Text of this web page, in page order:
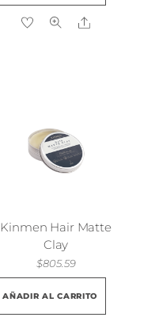
Share
Kinmen Hair Matte
Clay
$805.59
AÑADIR AL CARRITO